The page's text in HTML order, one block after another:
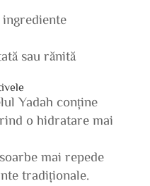
ingrediente
sau rănită
Yadah conține
o hidratare mai
mai repede
tradiționale.